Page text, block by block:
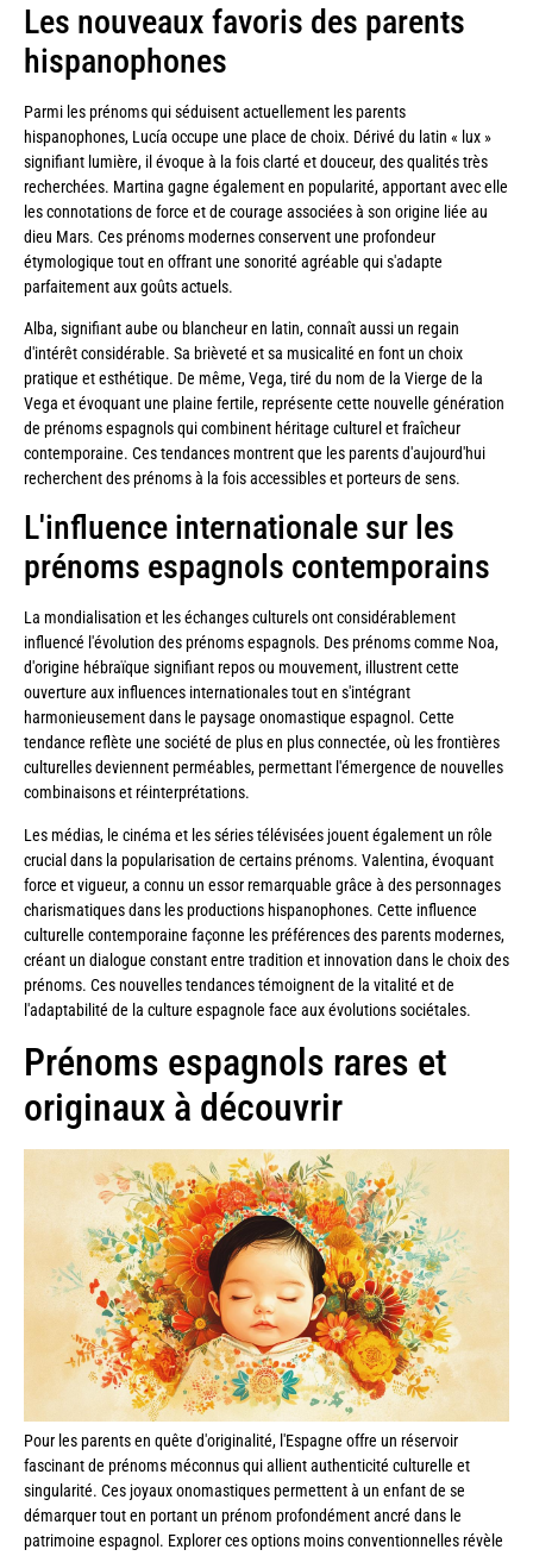
Les nouveaux favoris des parents
hispanophones
Parmi les prénoms qui séduisent actuellement les parents
hispanophones, Lucía occupe une place de choix. Dérivé du latin « lux »
signifiant lumière, il évoque à la fois clarté et douceur, des qualités très
recherchées. Martina gagne également en popularité, apportant avec elle
les connotations de force et de courage associées à son origine liée au
dieu Mars. Ces prénoms modernes conservent une profondeur
étymologique tout en offrant une sonorité agréable qui s'adapte
parfaitement aux goûts actuels.
Alba, signifiant aube ou blancheur en latin, connaît aussi un regain
d'intérêt considérable. Sa brièveté et sa musicalité en font un choix
pratique et esthétique. De même, Vega, tiré du nom de la Vierge de la
Vega et évoquant une plaine fertile, représente cette nouvelle génération
de prénoms espagnols qui combinent héritage culturel et fraîcheur
contemporaine. Ces tendances montrent que les parents d'aujourd'hui
recherchent des prénoms à la fois accessibles et porteurs de sens.
L'influence internationale sur les
prénoms espagnols contemporains
La mondialisation et les échanges culturels ont considérablement
influencé l'évolution des prénoms espagnols. Des prénoms comme Noa,
d'origine hébraïque signifiant repos ou mouvement, illustrent cette
ouverture aux influences internationales tout en s'intégrant
harmonieusement dans le paysage onomastique espagnol. Cette
tendance reflète une société de plus en plus connectée, où les frontières
culturelles deviennent perméables, permettant l'émergence de nouvelles
combinaisons et réinterprétations.
Les médias, le cinéma et les séries télévisées jouent également un rôle
crucial dans la popularisation de certains prénoms. Valentina, évoquant
force et vigueur, a connu un essor remarquable grâce à des personnages
charismatiques dans les productions hispanophones. Cette influence
culturelle contemporaine façonne les préférences des parents modernes,
créant un dialogue constant entre tradition et innovation dans le choix des
prénoms. Ces nouvelles tendances témoignent de la vitalité et de
l'adaptabilité de la culture espagnole face aux évolutions sociétales.
Prénoms espagnols rares et
originaux à découvrir
Pour les parents en quête d'originalité, l'Espagne offre un réservoir
fascinant de prénoms méconnus qui allient authenticité culturelle et
singularité. Ces joyaux onomastiques permettent à un enfant de se
démarquer tout en portant un prénom profondément ancré dans le
patrimoine espagnol. Explorer ces options moins conventionnelles révèle